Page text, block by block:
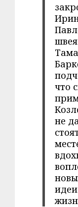
швея
что
не